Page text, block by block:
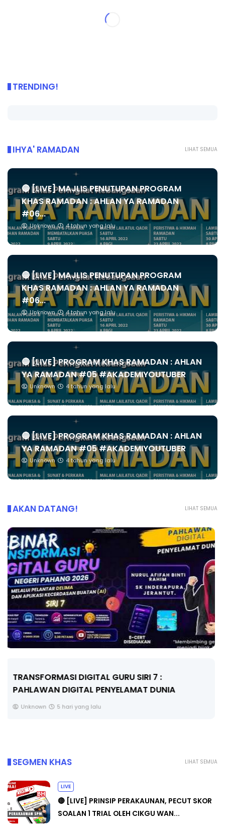
TRENDING!
LIHAT SEMUA
IHYA' RAMADAN
🔴 [LIVE] MAJLIS PENUTUPAN PROGRAM
KHAS RAMADAN : AHLAN YA RAMADAN
#06...
Unknown 4 tahun yang lalu
🔴 [LIVE] MAJLIS PENUTUPAN PROGRAM
KHAS RAMADAN : AHLAN YA RAMADAN
#06...
Unknown 4 tahun yang lalu
🔴 [LIVE] PROGRAM KHAS RAMADAN : AHLAN
YA RAMADAN #05 #AKADEMIYOUTUBER
Unknown 4 tahun yang lalu
🔴 [LIVE] PROGRAM KHAS RAMADAN : AHLAN
YA RAMADAN #05 #AKADEMIYOUTUBER
Unknown 4 tahun yang lalu
LIHAT SEMUA
AKAN DATANG!
MAJLIS ANUGERAH FFK (FESTIVAL LENSA
PENDIDIKAN - FLeP) 2026
Unknown 6 hari yang lalu
LIHAT SEMUA
SEGMEN KHAS
LIVE
🔴 [LIVE] PRINSIP PERAKAUNAN, PECUT SKOR
SOALAN 1 TRIAL OLEH CIKGU WAN...